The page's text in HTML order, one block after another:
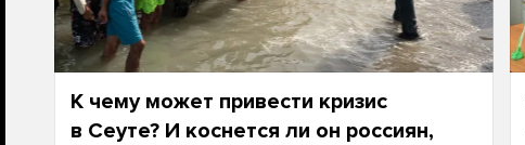
К чему может привести кризис
в Сеуте? И коснется ли он россиян,